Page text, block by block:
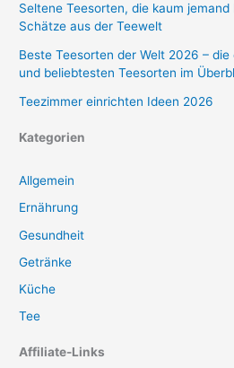
Seltene Teesorten, die kaum
Schätze aus der Teewelt
Beste Teesorten der Welt 2026 –
und beliebtesten Teesorten im
Teezimmer einrichten Ideen 2026
Kategorien
Allgemein
Ernährung
Gesundheit
Getränke
Küche
Tee
Affiliate-Links